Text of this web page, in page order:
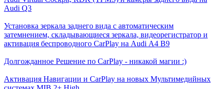
Audi Q3
Установка зеркала заднего вида с автоматическим
затемнением, складывающиеся зеркала, видеорегистратор и
активация беспроводного CarPlay на Audi А4 В9
Долгожданное Решение по CarPlay - никакой магии :)
Активация Навигации и CarPlay на новых Мультимедийных